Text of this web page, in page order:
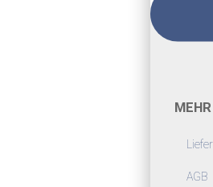
AGB